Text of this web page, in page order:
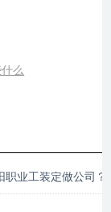
么
业工装定做公司？